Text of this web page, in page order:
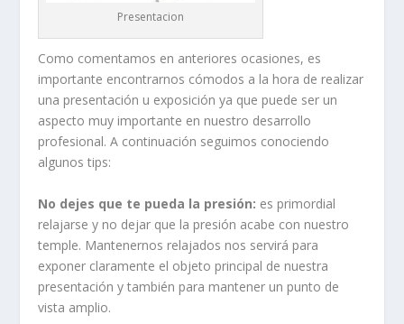
Presentacion
Como comentamos en anteriores ocasiones, es
importante encontrarnos cómodos a la hora de realizar
una presentación u exposición ya que puede ser un
aspecto muy importante en nuestro desarrollo
profesional. A continuación seguimos conociendo
algunos tips:
No dejes que te pueda la presión: es primordial
relajarse y no dejar que la presión acabe con nuestro
temple. Mantenernos relajados nos servirá para
exponer claramente el objeto principal de nuestra
presentación y también para mantener un punto de
vista amplio.